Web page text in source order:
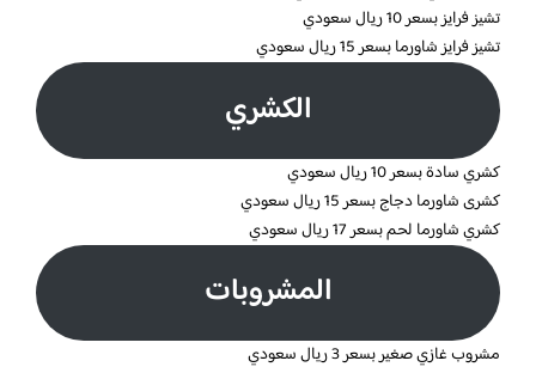
تشيز فرايز بسعر 10 ريال سعودي
تشيز فرايز شاورما بسعر 15 ريال سعودي
الكشري
كشري سادة بسعر 10 ريال سعودي
كشرى شاورما دجاج بسعر 15 ريال سعودي
كشري شاورما لحم بسعر 17 ريال سعودي
المشروبات
مشروب غازي صغير بسعر 3 ريال سعودي